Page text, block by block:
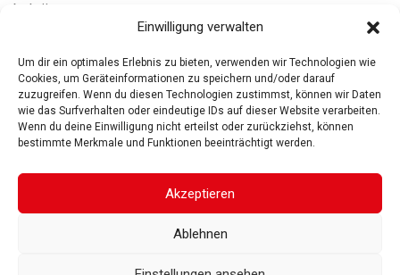
Einwilligung verwalten
Um dir ein optimales Erlebnis zu bieten, verwenden wir Technologien wie
Cookies, um Geräteinformationen zu speichern und/oder darauf
zuzugreifen. Wenn du diesen Technologien zustimmst, können wir Daten
wie das Surfverhalten oder eindeutige IDs auf dieser Website verarbeiten.
Wenn du deine Einwilligung nicht erteilst oder zurückziehst, können
bestimmte Merkmale und Funktionen beeinträchtigt werden.
Akzeptieren
Ablehnen
bekrönt
ROSGARTENMUSEUM KONSTANZ
ROSGARTENSTRASSE
Gesellschaft der Freunde des Rosgartenmuseums. Alle Rechte vorbehalten